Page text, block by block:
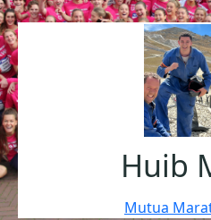
Huib
Mutua